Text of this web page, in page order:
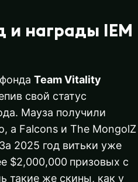
и награды IEM
Team Vitality
свой статус
Мауза получили
а Falcons и The MongolZ
За 2025 год витьки уже
$2,000,000 призовых с
такие же скины, как у